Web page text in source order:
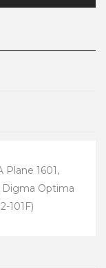
1601,
Digma Optima
101F)